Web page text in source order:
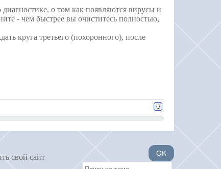
о том как появляются вирусы и
- чем быстрее вы очиститесь полностью,
круга третьего (похоронного), после
свой сайт